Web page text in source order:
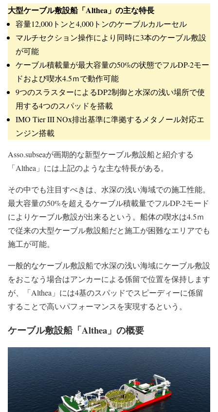
大型ケーブル敷設船「Althea」の主な特長
容量12,000トンと4,000トンのケーブルカルーセル
マルチセクション操作により同時に3本のケーブル敷設
が可能
ケーブル積載量が最大容量の50%の状態でフルDP-2モー
ドおよび喫水4.5ｍで動作可能
9つのスラスターによるDP2制御と水深の浅い場所で使
用する4つのスパッドを搭載
IMO Tier III NOx排出基準に準拠するメタノール対応エ
ンジン搭載
Asso.subseaが画期的な新型ケーブル敷設船と紹介する
「Althea」には上記のような主な特長がある。
その中でも注目すべきは、水深の浅い海域での施工性能。
最大容量の50%を超えるケーブル積載量でフルDP-2モード
によりケーブル敷設が出来るという。船体の喫水は4.5ｍ
で従来の大型ケーブル敷設船だと施工が困難なエリアでも
施工が可能。
一般的なケーブル敷設船で水深の浅い海域にケーブル敷設
をおこなう場合はアンカーによる係留で位置を保持します
が、「Althea」には4基のスパッドでスピーディーに係留
することで高いパフォーマンスを実現するという。
ケーブル敷設船「Althea」の概要